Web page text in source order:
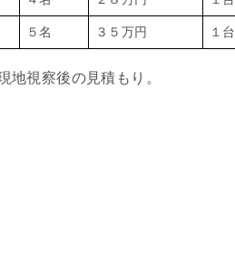
５名 ３５万円 １台
地視察後の見積もり。